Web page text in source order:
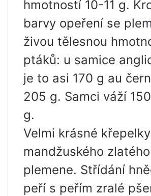
hmotností 10-11 g.
barvy opeření se
živou tělesnou
ptáků: u samice
je to asi 170 g au
205 g. Samci váží
g.
Velmi krásné křepelky
mandžuského zlatého
plemene. Střídání
peří s peřím zralé